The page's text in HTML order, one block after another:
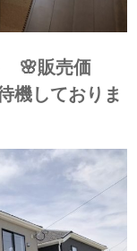
🌸販売価
機しておりま